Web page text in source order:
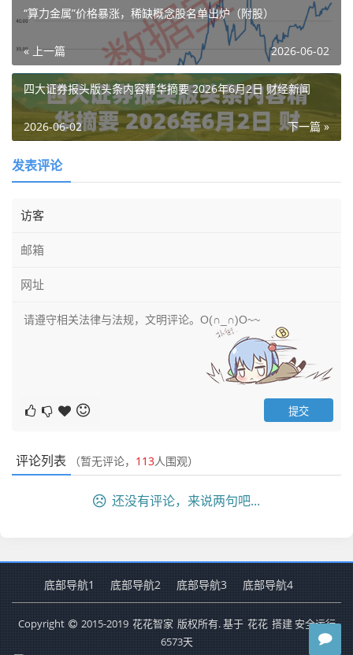
“算力金属”价格暴涨，稀缺概念股名单出炉（附股）
« 上一篇 2026-06-02
四大证券报头版头条内容精华摘要 2026年6月2日 财经新闻
下一篇 »
2026-06-02
发表评论
评论列表 （暂无评论， 113人围观）
还没有评论，来说两句吧...
底部导航1 底部导航2 底部导航3 底部导航4
Copyright 2015-2019 花花智家 版权所有. 基于 花花 搭建 安全运行
6573天